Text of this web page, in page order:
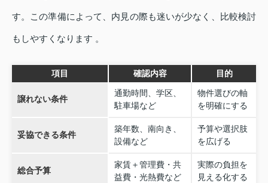
す。この準備によって、内見の際も迷いが少なく、比較検討
もしやすくなります 。
項目 確認内容 目的
譲れない条件
通勤時間、学区、
駐車場など
物件選びの軸
を明確にする
妥協できる条件
築年数、南向き、
設備など
予算や選択肢
を広げる
総合予算
家賃＋管理費・共
益費・光熱費など
実際の負担を
見える化する